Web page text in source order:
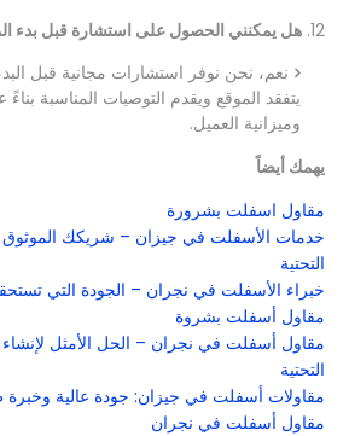
12. هل يمكنني الحصول على استشارة قبل بدء
نعم، نحن نوفر استشارات مجانية قبل
يتفقد الموقع ويقدم التوصيات المناسبة
وميزانية العميل.
يهمك أيضاً
مقاول اسفلت بشرورة
خدمات الأسفلت في جيزان – شريكك الموثوق
التحتية
خبراء الأسفلت في نجران – الجودة التي
مقاول أسفلت بشروة
مقاول أسفلت في نجران – الحل الأمثل لإنشاء
التحتية
مقاولات أسفلت في جيزان: جودة عالية وخبرة
مقاول أسفلت في نجران